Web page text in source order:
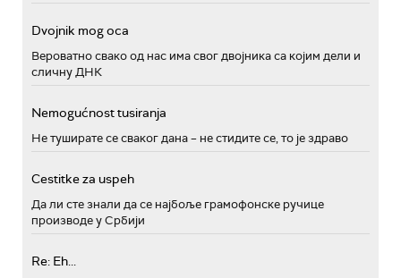
Dvojnik mog oca
Вероватно свако од нас има свог двојника са којим дели и
сличну ДНК
Nemogućnost tusiranja
Не туширате се сваког дана – не стидите се, то је здраво
Cestitke za uspeh
Да ли сте знали да се најбоље грамофонске ручице
производе у Србији
Re: Eh...